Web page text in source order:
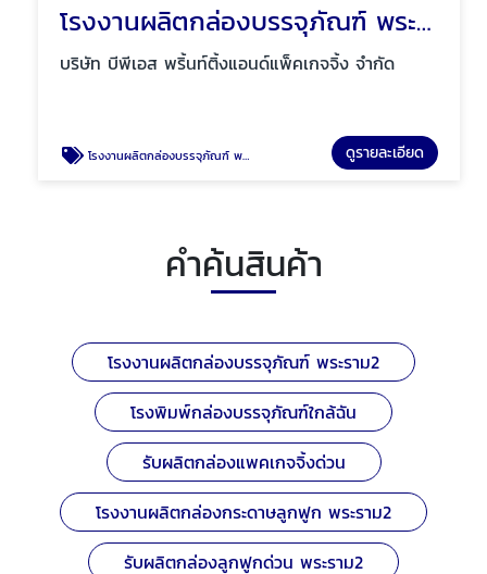
โรงงานผลิตกล่องบรรจุภัณฑ์ พระราม2
บริษัท บีพีเอส พริ้นท์ติ้งแอนด์แพ็คเกจจิ้ง จำกัด
โรงงานผลิตกล่องบรรจุภัณฑ์ พระราม2 ดูรายละเอียด
คำค้นสินค้า
โรงงานผลิตกล่องบรรจุภัณฑ์ พระราม2
โรงพิมพ์กล่องบรรจุภัณฑ์ใกล้ฉัน
รับผลิตกล่องแพคเกจจิ้งด่วน
โรงงานผลิตกล่องกระดาษลูกฟูก พระราม2
รับผลิตกล่องลูกฟูกด่วน พระราม2